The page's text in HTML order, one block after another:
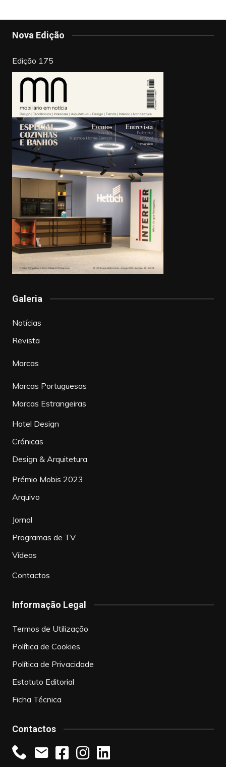
o
o
k
n
Nova Edição
Edição 175
Galeria
Notícias
Revista
Marcas
Marcas Portuguesas
Marcas Estrangeiras
Hotel Design
Crónicas
Design & Arquitetura
Prémio Mobis 2023
Arquivo
Jornal
Programas de TV
Vídeos
Contactos
Informação Legal
Termos de Utilização
Política de Cookies
Política de Privacidade
Estatuto Editorial
Ficha Técnica
Contactos